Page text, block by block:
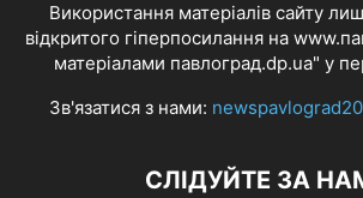
Використання матеріалів сайту
відкритого гіперпосилання на
матеріалами павлоград.dp.ua" у
Зв'язатися з нами:
СЛІДУЙТЕ ЗА